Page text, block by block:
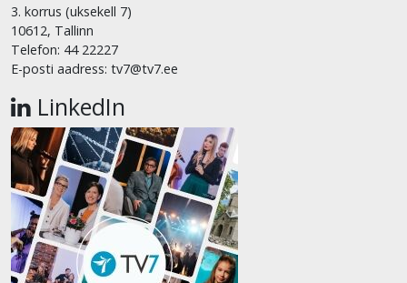
3. korrus (uksekell 7)
10612, Tallinn
Telefon: 44 22227
E-posti aadress: tv7@tv7.ee
LinkedIn